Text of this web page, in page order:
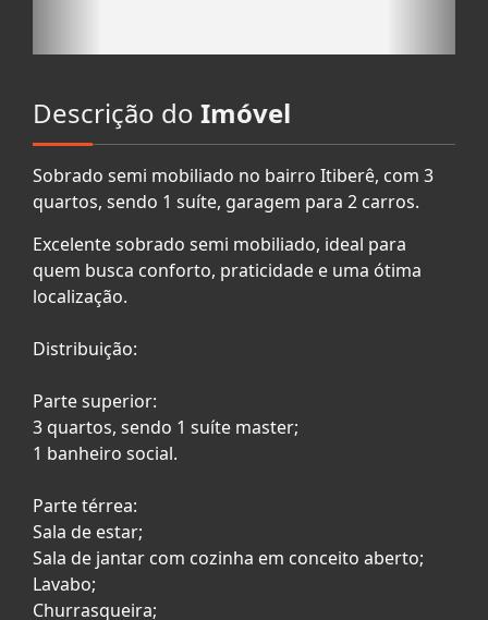
Descrição do Imóvel
Sobrado semi mobiliado no bairro Itiberê, com 3
quartos, sendo 1 suíte, garagem para 2 carros.
Excelente sobrado semi mobiliado, ideal para
quem busca conforto, praticidade e uma ótima
localização.
Distribuição:
Parte superior:
3 quartos, sendo 1 suíte master;
1 banheiro social.
Parte térrea:
Sala de estar;
Sala de jantar com cozinha em conceito aberto;
Lavabo;
Churrasqueira;